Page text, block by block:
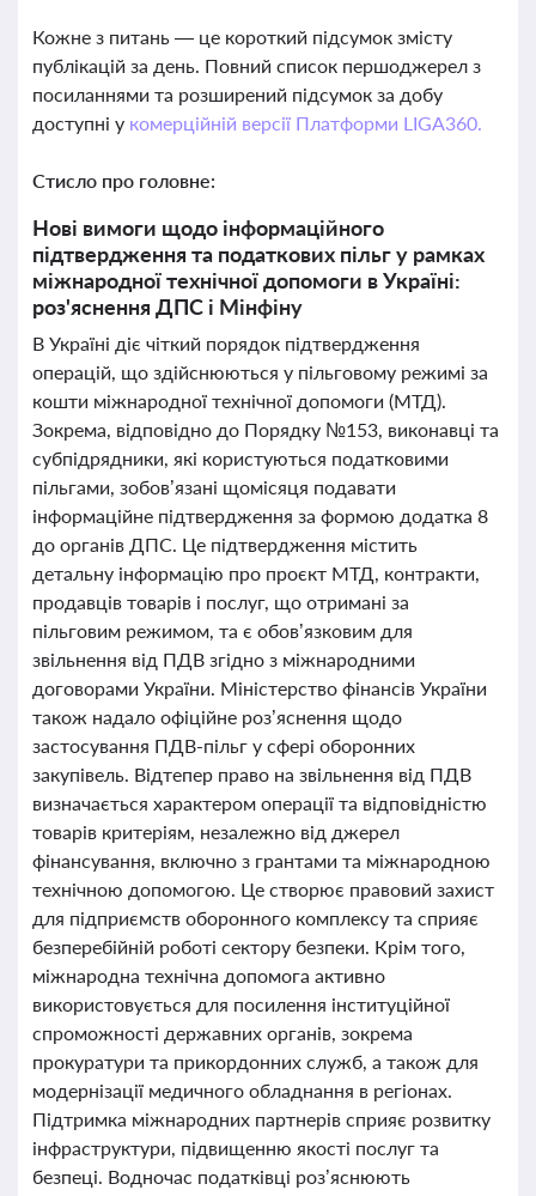
Кожне з питань — це короткий підсумок змісту
публікацій за день. Повний список першоджерел з
посиланнями та розширений підсумок за добу
доступні у комерційній версії Платформи LIGA360.
Стисло про головне:
Нові вимоги щодо інформаційного
підтвердження та податкових пільг у рамках
міжнародної технічної допомоги в Україні:
роз'яснення ДПС і Мінфіну
В Україні діє чіткий порядок підтвердження
операцій, що здійснюються у пільговому режимі за
кошти міжнародної технічної допомоги (МТД).
Зокрема, відповідно до Порядку №153, виконавці та
субпідрядники, які користуються податковими
пільгами, зобов’язані щомісяця подавати
інформаційне підтвердження за формою додатка 8
до органів ДПС. Це підтвердження містить
детальну інформацію про проєкт МТД, контракти,
продавців товарів і послуг, що отримані за
пільговим режимом, та є обов’язковим для
звільнення від ПДВ згідно з міжнародними
договорами України. Міністерство фінансів України
також надало офіційне роз’яснення щодо
застосування ПДВ-пільг у сфері оборонних
закупівель. Відтепер право на звільнення від ПДВ
визначається характером операції та відповідністю
товарів критеріям, незалежно від джерел
фінансування, включно з грантами та міжнародною
технічною допомогою. Це створює правовий захист
для підприємств оборонного комплексу та сприяє
безперебійній роботі сектору безпеки. Крім того,
міжнародна технічна допомога активно
використовується для посилення інституційної
спроможності державних органів, зокрема
прокуратури та прикордонних служб, а також для
модернізації медичного обладнання в регіонах.
Підтримка міжнародних партнерів сприяє розвитку
інфраструктури, підвищенню якості послуг та
безпеці. Водночас податківці роз’яснюють